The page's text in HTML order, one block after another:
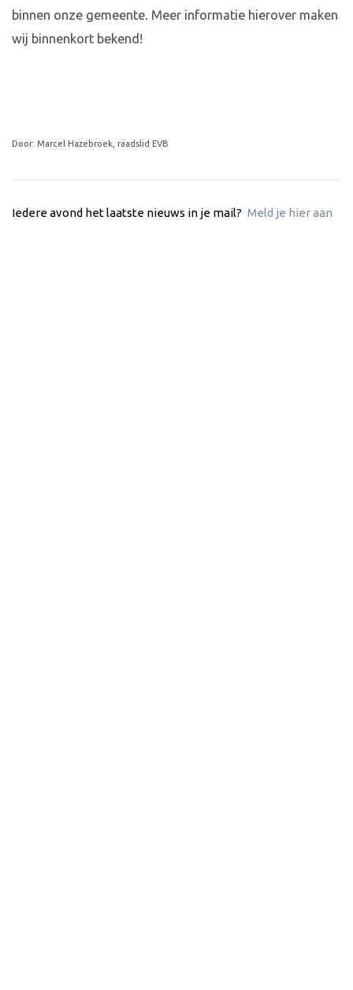
binnen onze gemeente. Meer informatie hierover maken
wij binnenkort bekend!
Door: Marcel Hazebroek, raadslid EVB
Iedere avond het laatste nieuws in je mail? Meld je hier aan